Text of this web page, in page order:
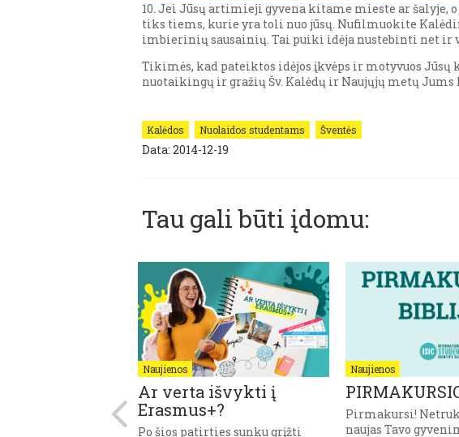
10. Jei Jūsų artimieji gyvena kitame mieste ar
tiks tiems, kurie yra toli nuo jūsų. Nufilmuokite
imbierinių sausainių. Tai puiki idėja nustebinti net ir
Tikimės, kad pateiktos idėjos įkvėps ir motyvuos
nuotaikingų ir gražių Šv. Kalėdų ir Naujųjų metų
Kalėdos Nuolaidos studentams Šventės
Data: 2014-12-19
Tau gali būti įdomu:
Naujienos
Ar verta išvykti į
Erasmus+?
Po šios patirties sunku grįžti
Naujienos
Pirmakursi!
naujas Tavo